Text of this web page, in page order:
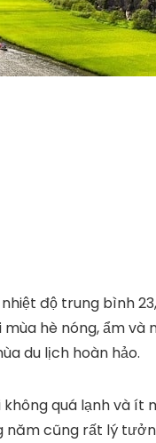
độ trung bình
hè nóng, ẩm và
du lịch hoàn hảo.
không quá lạnh và ít
năm cũng rất lý